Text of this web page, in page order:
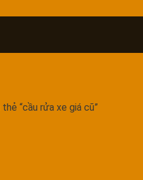
“cầu rửa xe giá cũ”